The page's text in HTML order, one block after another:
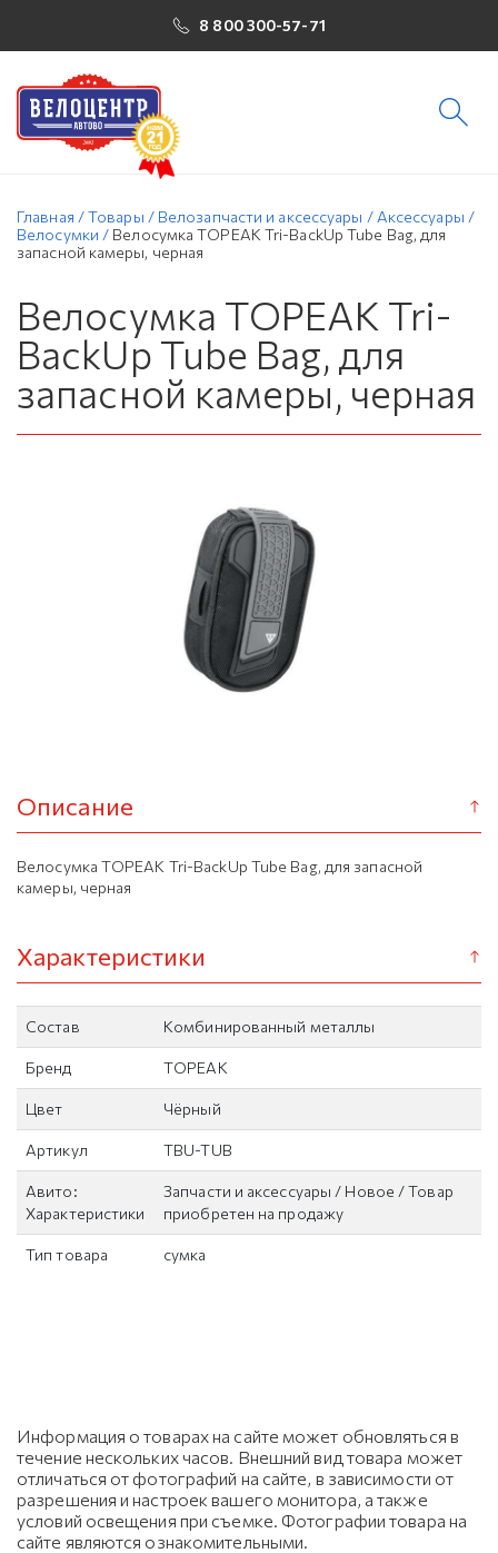
8 800 300-57-71
Главная /Товары / Велозапчасти и аксессуары / Аксессуары /
Велосумки / Велосумка TOPEAK Tri-BackUp Tube Bag, для
запасной камеры, черная
Велосумка TOPEAK Tri-
BackUp Tube Bag, для
запасной камеры, черная
Описание
Велосумка TOPEAK Tri-BackUp Tube Bag, для запасной
камеры, черная
Характеристики
Состав Комбинированный металлы
Бренд TOPEAK
Цвет Чёрный
Артикул TBU-TUB
Авито:
Характеристики
Запчасти и аксессуары / Новое / Товар
приобретен на продажу
Тип товара сумка
Информация о товарах на сайте может обновляться в
течение нескольких часов. Внешний вид товара может
отличаться от фотографий на сайте, в зависимости от
разрешения и настроек вашего монитора, а также
условий освещения при съемке. Фотографии товара на
сайте являются ознакомительными.